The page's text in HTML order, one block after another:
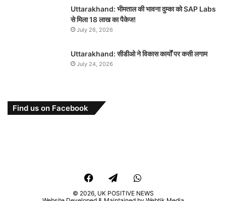
Uttarakhand: भीमताल की भावना दुम्का को SAP Labs
से मिला 18 लाख का पैकेज!
July 26, 2026
Uttarakhand: सीडीओ ने विकास कार्यों पर कसी लगाम
July 24, 2026
Find us on Facebook
FacebookTelegramWhatsApp
© 2026, UK POSITIVE NEWS